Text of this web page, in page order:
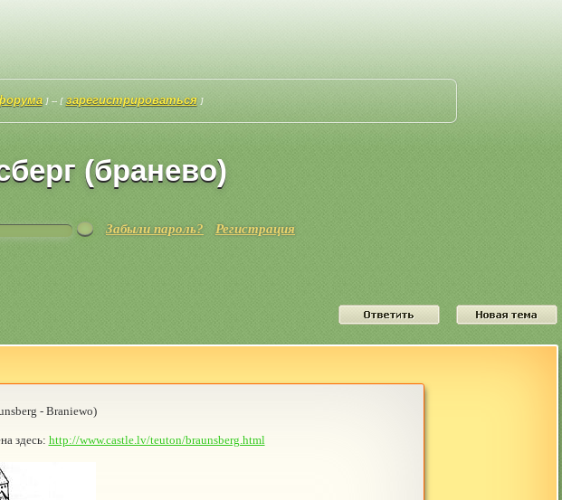
] -- [ зарегистрироваться]
(бранево)
Забыли пароль? Регистрация
- Braniewo)
здесь: http://www.castle.lv/teuton/braunsberg.html